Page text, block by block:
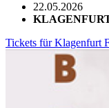
22.05.2026
Tickets für Klagenfurt